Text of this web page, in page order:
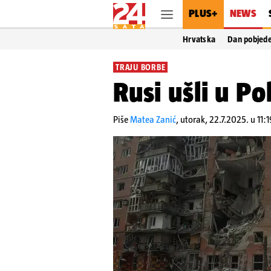
PLUS+ NEWS
Hrvatska Dan
TRAJU BORBE
Rusi ušli u
PišeMatea Zanić, utorak, 22.7.2025. u